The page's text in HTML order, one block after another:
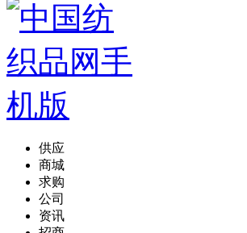
供应
商城
求购
公司
资讯